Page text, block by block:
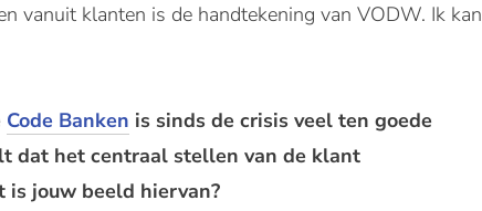
vanuit klanten is de handtekening van VODW. Ik kan
Code Banken is sinds de crisis veel ten goede
dat het centraal stellen van de klant
jouw beeld hiervan?